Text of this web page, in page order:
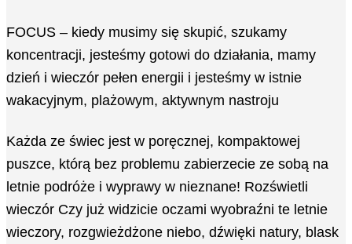
FOCUS – kiedy musimy się skupić, szukamy
koncentracji, jesteśmy gotowi do działania, mamy
dzień i wieczór pełen energii i jesteśmy w istnie
wakacyjnym, plażowym, aktywnym nastroju
Każda ze świec jest w poręcznej, kompaktowej
puszce, którą bez problemu zabierzecie ze sobą na
letnie podróże i wyprawy w nieznane! Rozświetli
wieczór Czy już widzicie oczami wyobraźni te letnie
wieczory, rozgwieżdżone niebo, dźwięki natury, blask